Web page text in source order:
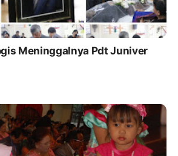
Meninggalnya Pdt Juniver